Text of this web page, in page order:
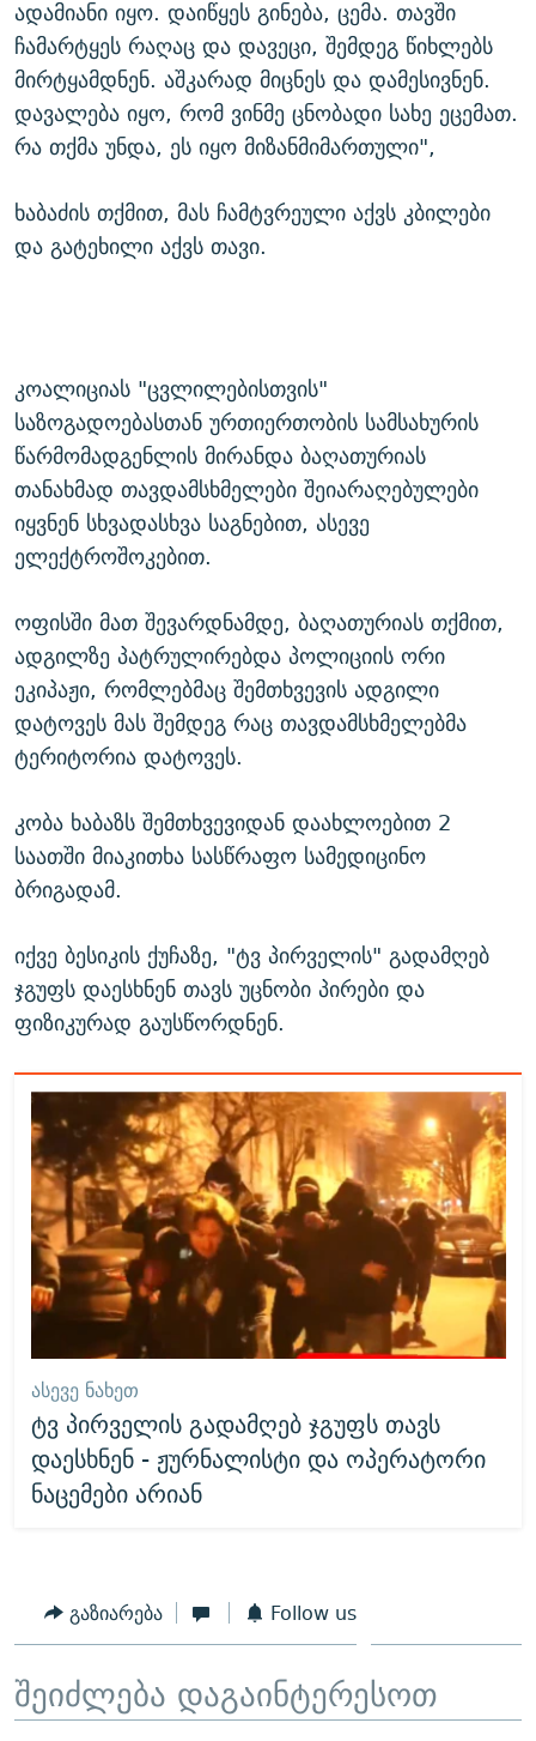
ადამიანი იყო. დაიწყეს გინება, ცემა. თავში
ჩამარტყეს რაღაც და დავეცი, შემდეგ წიხლებს
მირტყამდნენ. აშკარად მიცნეს და დამესივნენ.
დავალება იყო, რომ ვინმე ცნობადი სახე ეცემათ.
რა თქმა უნდა, ეს იყო მიზანმიმართული",
ხაბაძის თქმით, მას ჩამტვრეული აქვს კბილები
და გატეხილი აქვს თავი.
კოალიციას "ცვლილებისთვის"
საზოგადოებასთან ურთიერთობის სამსახურის
წარმომადგენლის მირანდა ბაღათურიას
თანახმად თავდამსხმელები შეიარაღებულები
იყვნენ სხვადასხვა საგნებით, ასევე
ელექტროშოკებით.
ოფისში მათ შევარდნამდე, ბაღათურიას თქმით,
ადგილზე პატრულირებდა პოლიციის ორი
ეკიპაჟი, რომლებმაც შემთხვევის ადგილი
დატოვეს მას შემდეგ რაც თავდამსხმელებმა
ტერიტორია დატოვეს.
კობა ხაბაზს შემთხვევიდან დაახლოებით 2
საათში მიაკითხა სასწრაფო სამედიცინო
ბრიგადამ.
იქვე ბესიკის ქუჩაზე, "ტვ პირველის" გადამღებ
ჯგუფს დაესხნენ თავს უცნობი პირები და
ფიზიკურად გაუსწორდნენ.
ᲐᲡᲔᲕᲔ ᲜᲐᲮᲔᲗ
ტვ პირველის გადამღებ ჯგუფს თავს
დაესხნენ - ჟურნალისტი და ოპერატორი
ნაცემები არიან
გაზიარება Follow us
შეიძლება დაგაინტერესოთ